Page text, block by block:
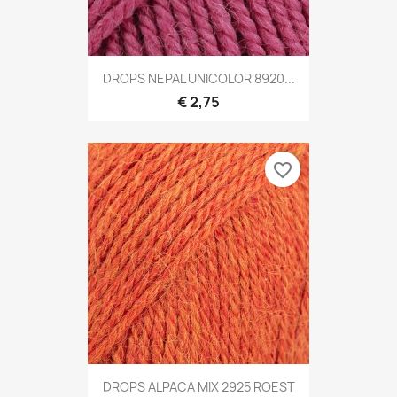
DROPS NEPAL UNICOLOR 8920...
€ 2,75
DROPS ALPACA MIX 2925 ROEST
favorite_border